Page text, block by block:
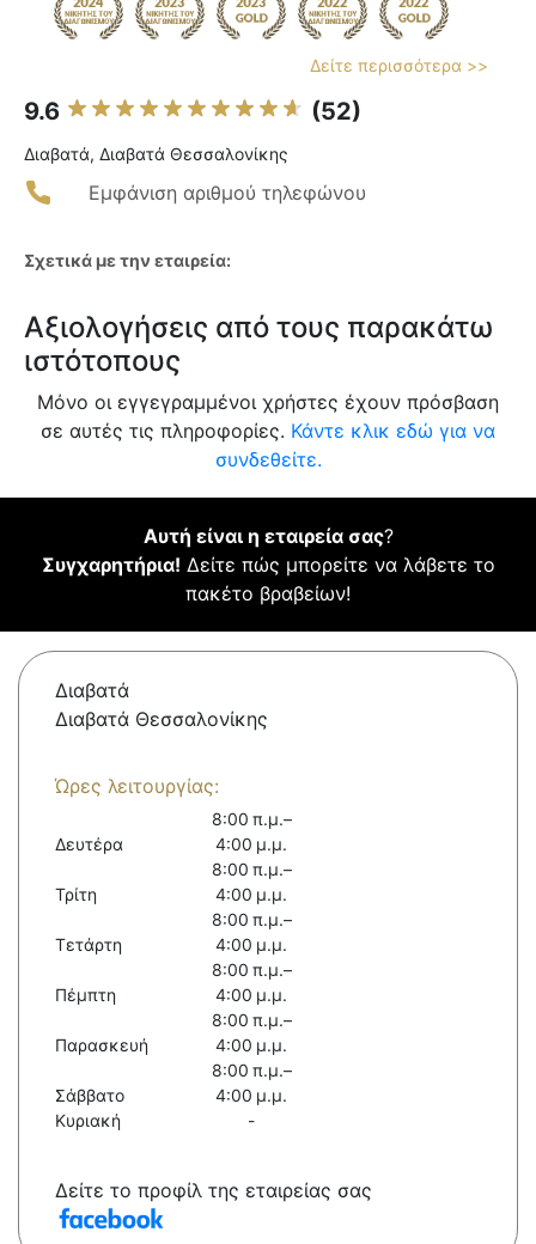
Δείτε περισσότερα >>
9.6 (52)
Διαβατά, Διαβατά Θεσσαλονίκης
Εμφάνιση αριθμού τηλεφώνου
Σχετικά με την εταιρεία:
Αξιολογήσεις από τους παρακάτω
ιστότοπους
Μόνο οι εγγεγραμμένοι χρήστες έχουν πρόσβαση
σε αυτές τις πληροφορίες. Κάντε κλικ εδώ για να
συνδεθείτε.
Αυτή είναι η εταιρεία σας?
Συγχαρητήρια! Δείτε πώς μπορείτε να λάβετε το
πακέτο βραβείων!
Διαβατά
Διαβατά Θεσσαλονίκης
Ώρες λειτουργίας:
Δευτέρα
8:00 π.μ.–
4:00 μ.μ.
Τρίτη
8:00 π.μ.–
4:00 μ.μ.
Τετάρτη
8:00 π.μ.–
4:00 μ.μ.
Πέμπτη
8:00 π.μ.–
4:00 μ.μ.
Παρασκευή
8:00 π.μ.–
4:00 μ.μ.
Σάββατο
8:00 π.μ.–
4:00 μ.μ.
Κυριακή
-
Δείτε το προφίλ της εταιρείας σας